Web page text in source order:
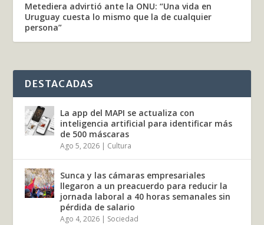
Metediera advirtió ante la ONU: “Una vida en
Uruguay cuesta lo mismo que la de cualquier
persona”
DESTACADAS
La app del MAPI se actualiza con
inteligencia artificial para identificar más
de 500 máscaras
Ago 5, 2026 | Cultura
Sunca y las cámaras empresariales
llegaron a un preacuerdo para reducir la
jornada laboral a 40 horas semanales sin
pérdida de salario
Ago 4, 2026 | Sociedad